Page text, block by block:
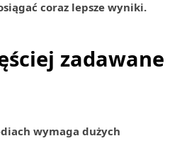
coraz lepsze wyniki.
zadawane
wymaga dużych